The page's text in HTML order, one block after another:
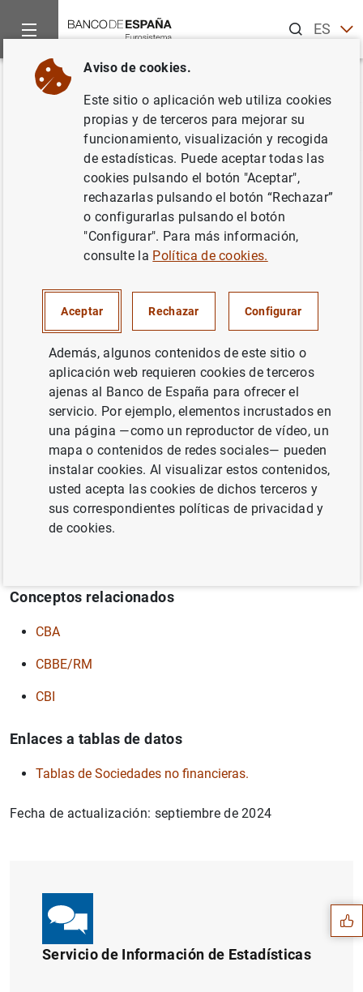
ESEN
Inicio Estadísticas
Volver
C D E F G H
Definición
Siglas de Central de Balances Trimestral
Información adicional
Base de datos que recoge información trimestral de la
cuenta de resultados y del balance de aproximadamente
1.000 empresas de tamaño mediano y grande que
colaboran de forma voluntaria y confidencial con la
Central de Balances. Esta base de datos ofrece
información individual de las empresas, no consolidada y
permite conocer información de los períodos más
recientes, relevante para los estudios de coyuntura
Conceptos relacionados
CBA
CBBE/RM
CBI
Enlaces a tablas de datos
Tablas de Sociedades no financieras.
Fecha de actualización: septiembre de 2024
Servicio de Información de Estadísticas
Sugerencias
Aviso de cookies.
Este sitio o aplicación web utiliza cookies
propias y de terceros para mejorar su
funcionamiento, visualización y recogida
de estadísticas. Puede aceptar todas las
cookies pulsando el botón "Aceptar",
rechazarlas pulsando el botón “Rechazar”
o configurarlas pulsando el botón
"Configurar". Para más información,
consulte la Política de cookies.
Aceptar Rechazar Configurar
Además, algunos contenidos de este sitio o
aplicación web requieren cookies de terceros
ajenas al Banco de España para ofrecer el
servicio. Por ejemplo, elementos incrustados en
una página —como un reproductor de vídeo, un
mapa o contenidos de redes sociales— pueden
instalar cookies. Al visualizar estos contenidos,
usted acepta las cookies de dichos terceros y
sus correspondientes políticas de privacidad y
de cookies.